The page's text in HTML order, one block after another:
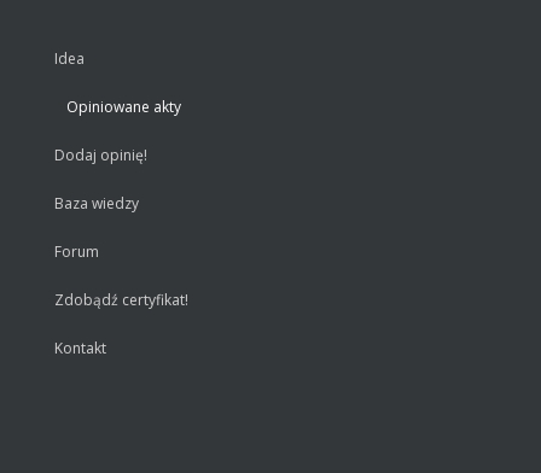
Idea
Opiniowane akty
Dodaj opinię!
Baza wiedzy
Forum
Zdobądź certyfikat!
Kontakt